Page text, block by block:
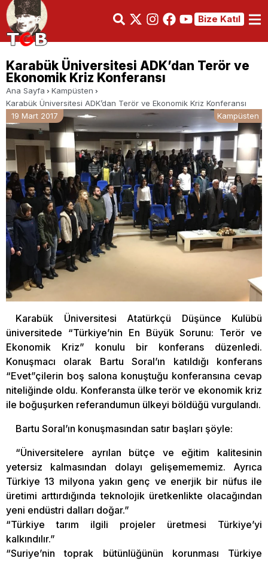
Bize Katıl
Karabük Üniversitesi ADK’dan Terör ve
Ekonomik Kriz Konferansı
Ana Sayfa
Kampüsten
Karabük Üniversitesi ADK’dan Terör ve Ekonomik Kriz Konferansı
19 Mart 2017
Kampüsten
Karabük Üniversitesi Atatürkçü Düşünce Kulübü
üniversitede “Türkiye’nin En Büyük Sorunu: Terör ve
Ekonomik Kriz” konulu bir konferans düzenledi.
Konuşmacı olarak Bartu Soral’ın katıldığı konferans
“Evet”çilerin boş salona konuştuğu konferansına cevap
niteliğinde oldu. Konferansta ülke terör ve ekonomik kriz
ile boğuşurken referandumun ülkeyi böldüğü vurgulandı.
Bartu Soral’ın konuşmasından satır başları şöyle:
“Üniversitelere ayrılan bütçe ve eğitim kalitesinin
yetersiz kalmasından dolayı gelişemememiz. Ayrıca
Türkiye 13 milyona yakın genç ve enerjik bir nüfus ile
üretimi arttırdığında teknolojik üretkenlikte olacağından
yeni endüstri dalları doğar.”
“Türkiye tarım ilgili projeler üretmesi Türkiye’yi
kalkındılır.”
“Suriye’nin toprak bütünlüğünün korunması Türkiye